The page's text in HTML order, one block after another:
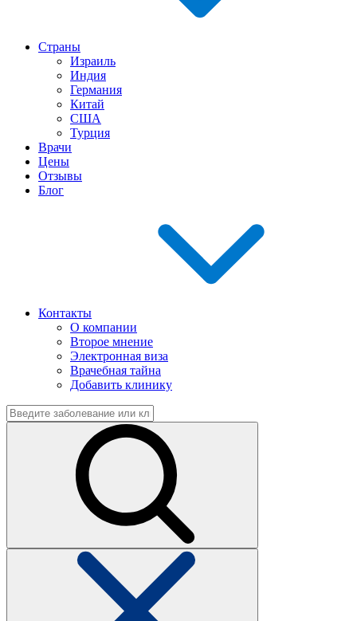
Страны
Израиль
Индия
Германия
Китай
США
Турция
Врачи
Цены
Отзывы
Блог
Контакты
О компании
Второе мнение
Электронная виза
Врачебная тайна
Добавить клинику